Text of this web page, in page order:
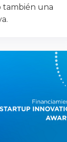
también una